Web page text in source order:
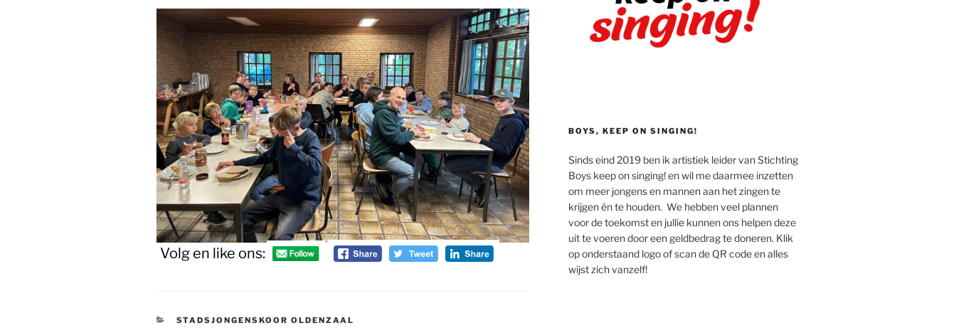
Volg en like ons:
CATEGORIEËN
STADSJONGENSKOOR OLDENZAAL
BOYS, KEEP ON SINGING!
Sinds eind 2019 ben ik artistiek leider van Stichting
Boys keep on singing! en wil me daarmee inzetten
om meer jongens en mannen aan het zingen te
krijgen én te houden. We hebben veel plannen
voor de toekomst en jullie kunnen ons helpen deze
uit te voeren door een geldbedrag te doneren. Klik
op onderstaand logo of scan de QR code en alles
wijst zich vanzelf!